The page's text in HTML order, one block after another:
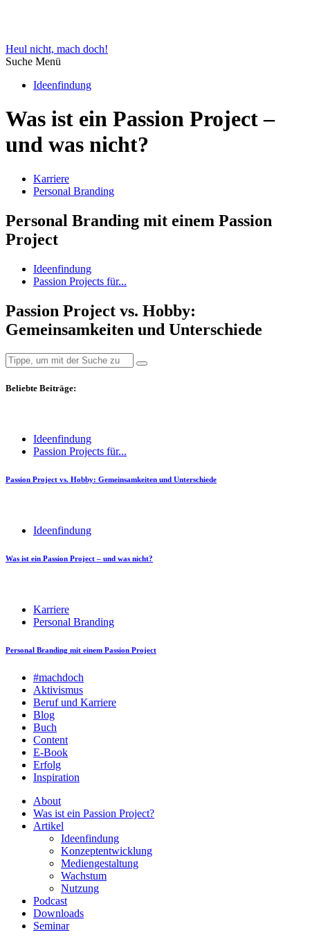
Heul nicht, mach doch!
Suche Menü
Ideenfindung
Was ist ein Passion Project –
und was nicht?
Karriere
Personal Branding
Personal Branding mit einem Passion
Project
Ideenfindung
Passion Projects für...
Passion Project vs. Hobby:
Gemeinsamkeiten und Unterschiede
Beliebte Beiträge:
Ideenfindung
Passion Projects für...
Passion Project vs. Hobby: Gemeinsamkeiten und Unterschiede
Ideenfindung
Was ist ein Passion Project – und was nicht?
Karriere
Personal Branding
Personal Branding mit einem Passion Project
#machdoch
Aktivismus
Beruf und Karriere
Blog
Buch
Content
E-Book
Erfolg
Inspiration
About
Was ist ein Passion Project?
Artikel
Ideenfindung
Konzeptentwicklung
Mediengestaltung
Wachstum
Nutzung
Podcast
Downloads
Seminar